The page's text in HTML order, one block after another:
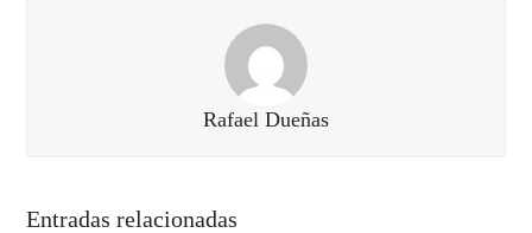
Rafael Dueñas
Entradas relacionadas